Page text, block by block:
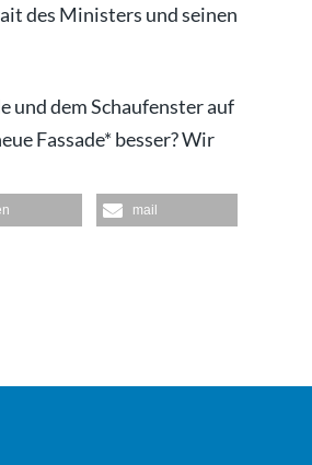
des Ministers und seinen
und dem Schaufenster auf
Fassade* besser? Wir
mail